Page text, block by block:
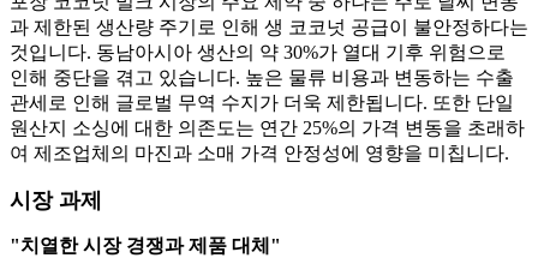
과 제한된 생산량 주기로 인해 생 코코넛 공급이 불안정하다는
것입니다. 동남아시아 생산의 약 30%가 열대 기후 위험으로
인해 중단을 겪고 있습니다. 높은 물류 비용과 변동하는 수출
관세로 인해 글로벌 무역 수지가 더욱 제한됩니다. 또한 단일
원산지 소싱에 대한 의존도는 연간 25%의 가격 변동을 초래하
여 제조업체의 마진과 소매 가격 안정성에 영향을 미칩니다.
시장 과제
"치열한 시장 경쟁과 제품 대체"